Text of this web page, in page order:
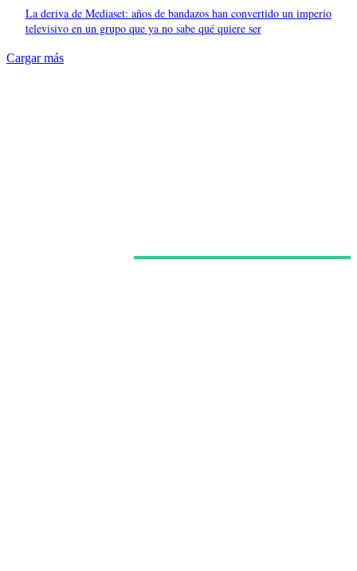
La deriva de Mediaset: años de bandazos han convertido un imperio
televisivo en un grupo que ya no sabe qué quiere ser
Cargar más